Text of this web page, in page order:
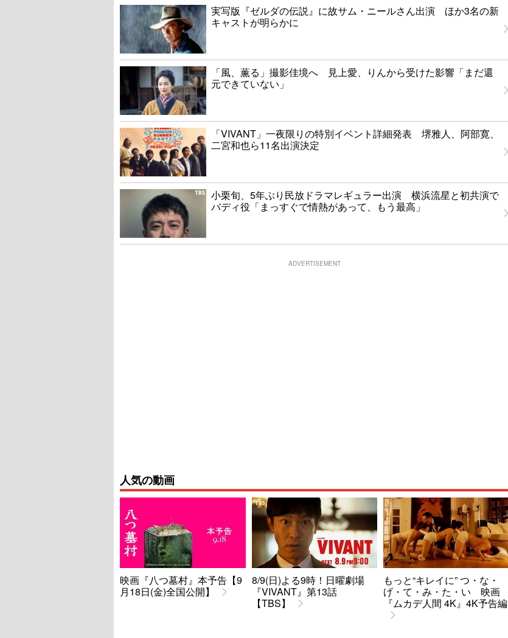
実写版『ゼルダの伝説』に故サム・ニールさん出演 ほか3名の新
キャストが明らかに
「風、薫る」撮影佳境へ 見上愛、りんから受けた影響「まだ還
元できていない」
「VIVANT」一夜限りの特別イベント詳細発表 堺雅人、阿部寛、
二宮和也ら11名出演決定
小栗旬、5年ぶり民放ドラマレギュラー出演 横浜流星と初共演で
バディ役「まっすぐで情熱があって、もう最高」
ADVERTISEMENT
人気の動画
映画『八つ墓村』本予告【9
月18日(金)全国公開】
8/9(日)よる9時！日曜劇場
『VIVANT』第13話
【TBS】
もっと“キレイに” つ・な・
げ・て・み・た・い 映画
『ムカデ人間 4K』4K予告編